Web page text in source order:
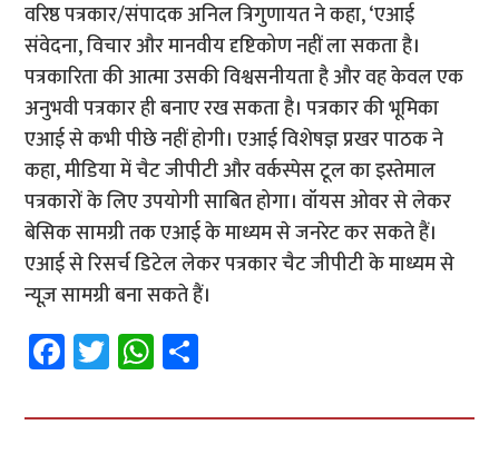
वरिष्ठ पत्रकार/संपादक अनिल त्रिगुणायत ने कहा, ‘एआई
संवेदना, विचार और मानवीय दृष्टिकोण नहीं ला सकता है।
पत्रकारिता की आत्मा उसकी विश्वसनीयता है और वह केवल एक
अनुभवी पत्रकार ही बनाए रख सकता है। पत्रकार की भूमिका
एआई से कभी पीछे नहीं होगी। एआई विशेषज्ञ प्रखर पाठक ने
कहा, मीडिया में चैट जीपीटी और वर्कस्पेस टूल का इस्तेमाल
पत्रकारों के लिए उपयोगी साबित होगा। वॉयस ओवर से लेकर
बेसिक सामग्री तक एआई के माध्यम से जनरेट कर सकते हैं।
एआई से रिसर्च डिटेल लेकर पत्रकार चैट जीपीटी के माध्यम से
न्यूज़ सामग्री बना सकते हैं।
Fa
ce
b
T
wi
tt
W
h
at ar